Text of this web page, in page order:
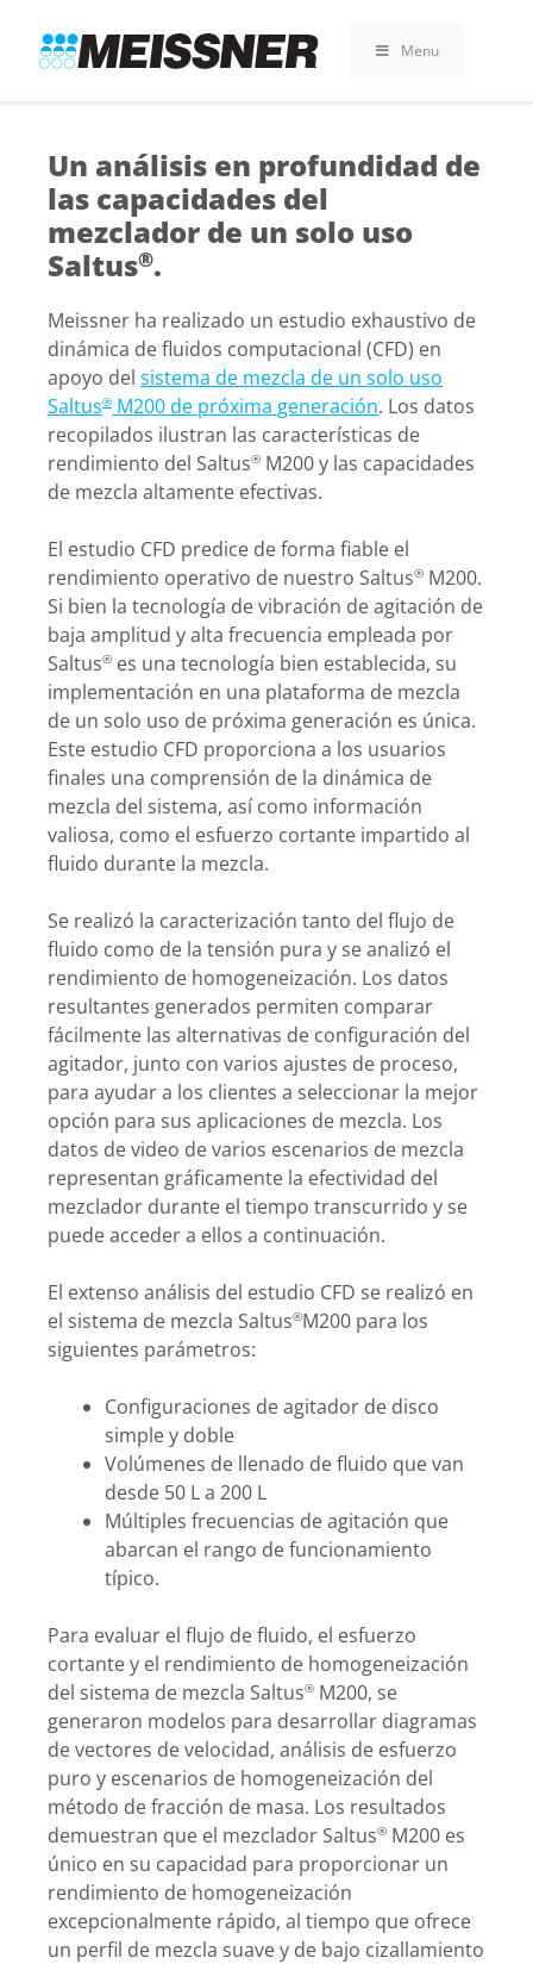
search
footer
contenido
Menu
Un análisis en profundidad de
las capacidades del
mezclador de un solo uso
Saltus®.
Meissner ha realizado un estudio exhaustivo de
dinámica de fluidos computacional (CFD) en
apoyo del sistema de mezcla de un solo uso
Saltus® M200 de próxima generación. Los datos
recopilados ilustran las características de
rendimiento del Saltus® M200 y las capacidades
de mezcla altamente efectivas.
El estudio CFD predice de forma fiable el
rendimiento operativo de nuestro Saltus® M200.
Si bien la tecnología de vibración de agitación de
baja amplitud y alta frecuencia empleada por
Saltus® es una tecnología bien establecida, su
implementación en una plataforma de mezcla
de un solo uso de próxima generación es única.
Este estudio CFD proporciona a los usuarios
finales una comprensión de la dinámica de
mezcla del sistema, así como información
valiosa, como el esfuerzo cortante impartido al
fluido durante la mezcla.
Se realizó la caracterización tanto del flujo de
fluido como de la tensión pura y se analizó el
rendimiento de homogeneización. Los datos
resultantes generados permiten comparar
fácilmente las alternativas de configuración del
agitador, junto con varios ajustes de proceso,
para ayudar a los clientes a seleccionar la mejor
opción para sus aplicaciones de mezcla. Los
datos de video de varios escenarios de mezcla
representan gráficamente la efectividad del
mezclador durante el tiempo transcurrido y se
puede acceder a ellos a continuación.
El extenso análisis del estudio CFD se realizó en
el sistema de mezcla Saltus®M200 para los
siguientes parámetros:
Configuraciones de agitador de disco
simple y doble
Volúmenes de llenado de fluido que van
desde 50 L a 200 L
Múltiples frecuencias de agitación que
abarcan el rango de funcionamiento
típico.
Para evaluar el flujo de fluido, el esfuerzo
cortante y el rendimiento de homogeneización
del sistema de mezcla Saltus® M200, se
generaron modelos para desarrollar diagramas
de vectores de velocidad, análisis de esfuerzo
puro y escenarios de homogeneización del
método de fracción de masa. Los resultados
demuestran que el mezclador Saltus® M200 es
único en su capacidad para proporcionar un
rendimiento de homogeneización
excepcionalmente rápido, al tiempo que ofrece
un perfil de mezcla suave y de bajo cizallamiento